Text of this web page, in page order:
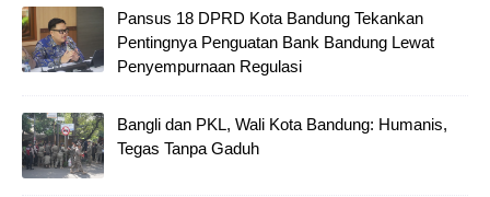
Pansus 18 DPRD Kota Bandung Tekankan
Pentingnya Penguatan Bank Bandung Lewat
Penyempurnaan Regulasi
Bangli dan PKL, Wali Kota Bandung: Humanis,
Tegas Tanpa Gaduh